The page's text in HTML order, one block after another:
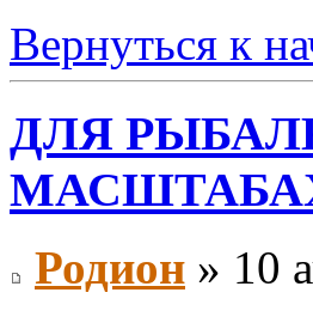
Вернуться к
ДЛЯ
Родион » 10